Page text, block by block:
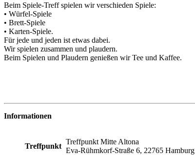
Beim Spiele-Treff spielen wir verschieden Spiele:
• Würfel-Spiele
• Brett-Spiele
• Karten-Spiele.
Für jede und jeden ist etwas dabei.
Wir spielen zusammen und plaudern.
Beim Spielen und Plaudern genießen wir Tee und Kaffee.
Informationen
Treffpunkt
Treffpunkt Mitte Altona
Eva-Rühmkorf-Straße 6, 22765 Hamburg